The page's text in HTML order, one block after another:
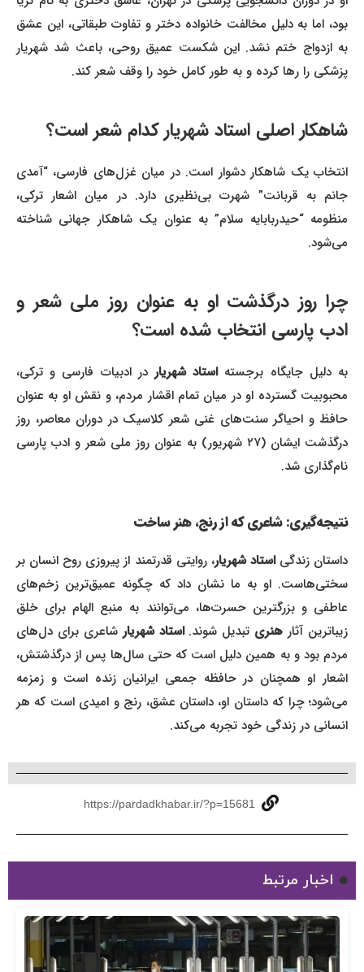
بود، اما به دلیل مخالفت خانواده دختر و تفاوت طبقاتی، این عشق
به ازدواج ختم نشد. این شکست عمیق روحی، باعث شد شهریار
پزشکی را رها کرده و به طور کامل خود را وقف شعر کند.
شاهکار اصلی استاد شهریار کدام شعر است؟
انتخاب یک شاهکار دشوار است. در میان غزل‌های فارسی، “آمدی
جانم به قربانت” شهرت بی‌نظیری دارد. در میان اشعار ترکی،
منظومه “حیدربابایه سلام” به عنوان یک شاهکار جهانی شناخته
می‌شود.
چرا روز درگذشت او به عنوان روز ملی شعر و
ادب پارسی انتخاب شده است؟
به دلیل جایگاه برجستهاستاد شهریاردر ادبیات فارسی و ترکی،
محبوبیت گسترده او در میان تمام اقشار مردم، و نقش او به عنوان
حافظ و احیاگر سنت‌های غنی شعر کلاسیک در دوران معاصر، روز
درگذشت ایشان (۲۷ شهریور) به عنوان روز ملی شعر و ادب پارسی
نام‌گذاری شد.
نتیجه‌گیری: شاعری که از رنج، هنر ساخت
داستان زندگیاستاد شهریار، روایتی قدرتمند از پیروزی روح انسان بر
سختی‌هاست. او به ما نشان داد که چگونه عمیق‌ترین زخم‌های
عاطفی و بزرگترین حسرت‌ها، می‌توانند به منبع الهام برای خلق
زیباترین آثار هنری تبدیل شوند.استاد شهریارشاعری برای دل‌های
مردم بود و به همین دلیل است که حتی سال‌ها پس از درگذشتش،
اشعار او همچنان در حافظه جمعی ایرانیان زنده است و زمزمه
می‌شود؛ چرا که داستان او، داستان عشق، رنج و امیدی است که هر
انسانی در زندگی خود تجربه می‌کند.
https://pardadkhabar.ir/?p=15681
اخبار مرتبط